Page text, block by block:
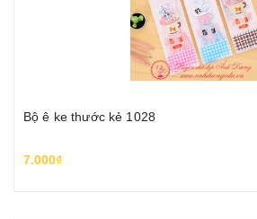
Bộ ê ke thước kẻ 1028
7.000₫